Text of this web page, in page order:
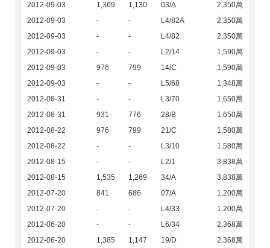
2012-09-03
1,369 1,130 03/A
2,350萬
2012-09-03
- - L4/82A
2,350萬
2012-09-03
- - L4/82
2,350萬
2012-09-03
- - L2/14
1,590萬
2012-09-03
976 799 14/C
1,590萬
2012-09-03
- - L5/68
1,348萬
2012-08-31
- - L3/70
1,650萬
2012-08-31
931 776 28/B
1,650萬
2012-08-22
976 799 21/C
1,580萬
2012-08-22
- - L3/10
1,580萬
2012-08-15
- - L2/1
3,838萬
2012-08-15
1,535 1,269 34/A
3,838萬
2012-07-20
841 686 07/A
1,200萬
2012-07-20
- - L4/33
1,200萬
2012-06-20
- - L6/34
2,368萬
2012-06-20
1,385 1,147 19/D 2,368萬